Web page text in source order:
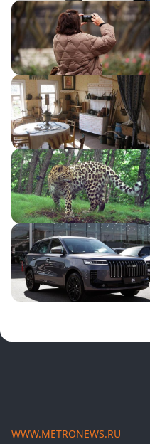
WWW.METRONEWS.RU